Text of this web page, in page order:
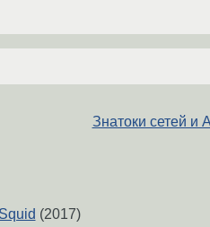
Знатоки сетей и
(2017)